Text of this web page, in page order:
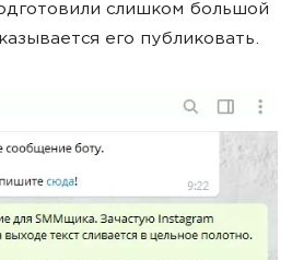
слишком большой
его публиковать.